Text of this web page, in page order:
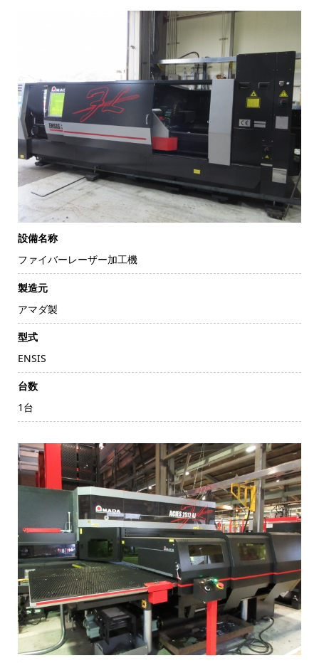
設備名称
ファイバーレーザー加工機
製造元
アマダ製
型式
ENSIS
台数
1台